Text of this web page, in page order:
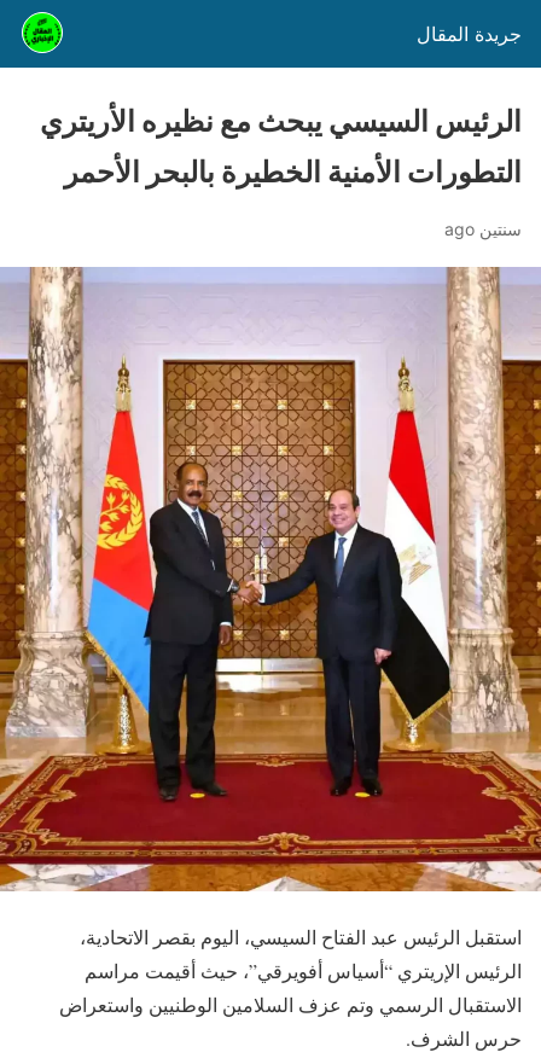
جريدة المقال
الرئيس السيسي يبحث مع نظيره الأريتري
التطورات الأمنية الخطيرة بالبحر الأحمر
سنتين ago
استقبل الرئيس عبد الفتاح السيسي، اليوم بقصر الاتحادية،
الرئيس الإريتري “أسياس أفويرقي”، حيث أقيمت مراسم
الاستقبال الرسمي وتم عزف السلامين الوطنيين واستعراض
حرس الشرف.